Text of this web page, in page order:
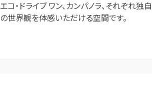
エコ・ドライブ ワン、カンパノラ、それぞれ独自
の世界観を体感いただける空間です。